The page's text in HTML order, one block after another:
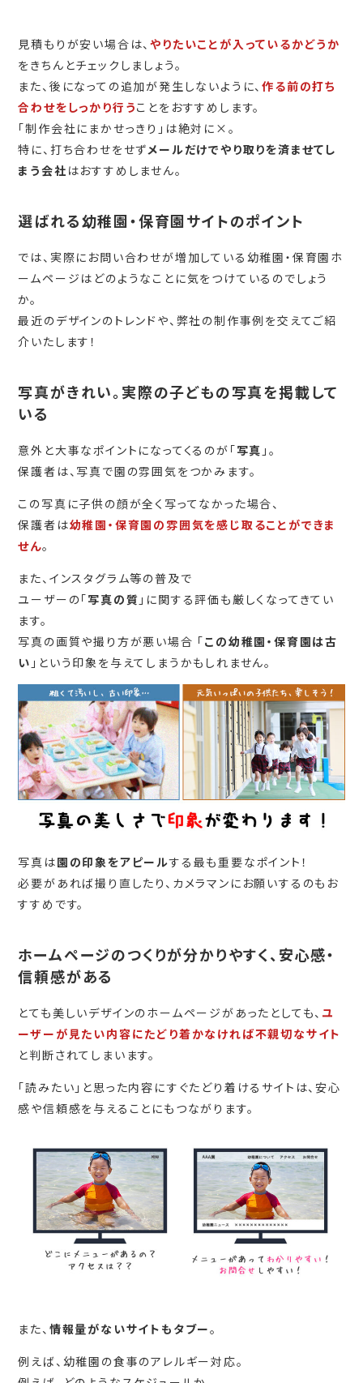
見積もりが安い場合は、やりたいことが入っているかどうか
をきちんとチェックしましょう。
また、後になっての追加が発生しないように、作る前の打ち
合わせをしっかり行うことをおすすめします。
「制作会社にまかせっきり」は絶対に×。
特に、打ち合わせをせずメールだけでやり取りを済ませてし
まう会社 はおすすめしません。
選ばれる幼稚園・保育園サイトのポイント
では、実際にお問い合わせが増加している幼稚園・保育園ホ
ームページはどのようなことに気をつけているのでしょう
か。
最近のデザインのトレンドや、弊社の制作事例を交えてご紹
介いたします！
写真がきれい。実際の子どもの写真を掲載して
いる
意外と大事なポイントになってくるのが「写真 」。
保護者は、写真で園の雰囲気をつかみます。
この写真に子供の顔が全く写ってなかった場合、
保護者は幼稚園・保育園の雰囲気を感じ取ることができま
せん。
また、インスタグラム等の普及で
ユーザーの「写真の質 」に関する評価も厳しくなってきてい
ます。
写真の画質や撮り方が悪い場合 「この幼稚園・保育園は古
い 」という印象を与えてしまうかもしれません。
写真は園の印象をアピールする最も重要なポイント！
必要があれば撮り直したり、カメラマンにお願いするのもお
すすめです。
ホームページのつくりが分かりやすく、安心感・
信頼感がある
とても美しいデザインのホームページがあったとしても、 ユ
ーザーが見たい内容にたどり着かなければ不親切なサイト
と判断されてしまいます。
「読みたい」と思った内容にすぐたどり着けるサイトは、安心
感や信頼感を与えることにもつながります。
また、 情報量がないサイトもタブー。
例えば、幼稚園の食事のアレルギー対応。